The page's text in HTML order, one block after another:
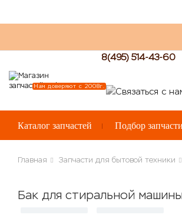
Нам доверяют с 2008г.
8(495) 514-43-60
Каталог запчастей Подбор запчасти
Главная Запчасти для бытовой техники
Бак для стиральной